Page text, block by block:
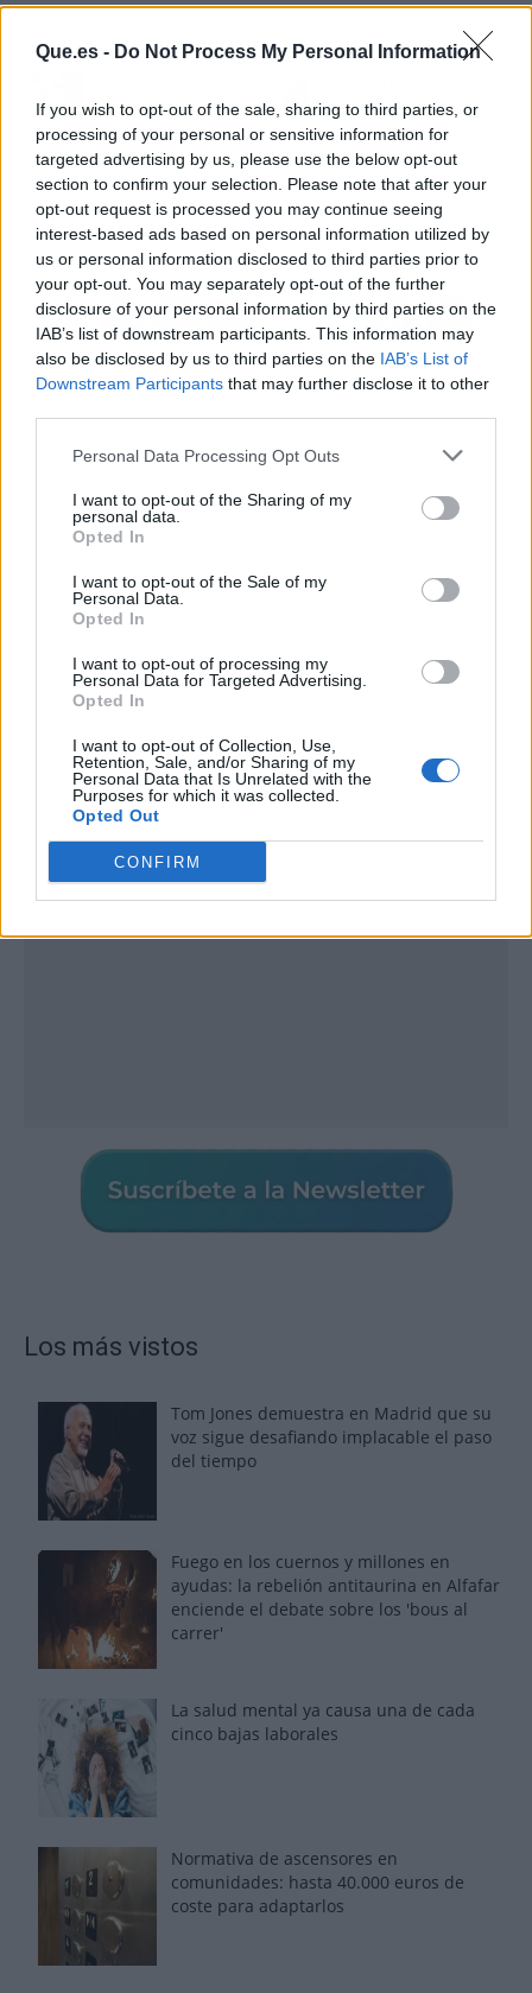
Que.es - Do Not Process My Personal Information
If you wish to opt-out of the sale, sharing to third parties, or
processing of your personal or sensitive information for
targeted advertising by us, please use the below opt-out
section to confirm your selection. Please note that after your
opt-out request is processed you may continue seeing
interest-based ads based on personal information utilized by
us or personal information disclosed to third parties prior to
your opt-out. You may separately opt-out of the further
disclosure of your personal information by third parties on the
IAB’s list of downstream participants. This information may
also be disclosed by us to third parties on the IAB’s List of
Downstream Participants that may further disclose it to other
Personal Data Processing Opt Outs
I want to opt-out of the Sharing of my
personal data.
Opted In
I want to opt-out of the Sale of my
Personal Data.
Opted In
I want to opt-out of processing my
Personal Data for Targeted Advertising.
Opted In
I want to opt-out of Collection, Use,
Retention, Sale, and/or Sharing of my
Personal Data that Is Unrelated with the
Purposes for which it was collected.
Opted Out
CONFIRM
Artículo anterior
natalidad como una
"una amenaza
silenciosa" para la
sostenibilidad
económica y social de
los países desarrollados
Artículo siguiente
retratado por Jacques
Léonard, llega a
Barcelona
Publicidad
Los más vistos
Tom Jones demuestra en Madrid que su
voz sigue desafiando implacable el paso
del tiempo
Fuego en los cuernos y millones en
ayudas: la rebelión antitaurina en Alfafar
enciende el debate sobre los 'bous al
carrer'
La salud mental ya causa una de cada
cinco bajas laborales
Normativa de ascensores en
comunidades: hasta 40.000 euros de
coste para adaptarlos